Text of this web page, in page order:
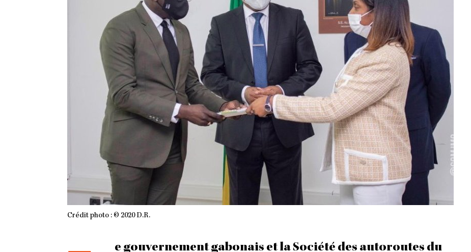
T
0
2
0
À
9
H
5
Crédit photo : © 2020 D.R.
e gouvernement gabonais et la Société des autoroutes du